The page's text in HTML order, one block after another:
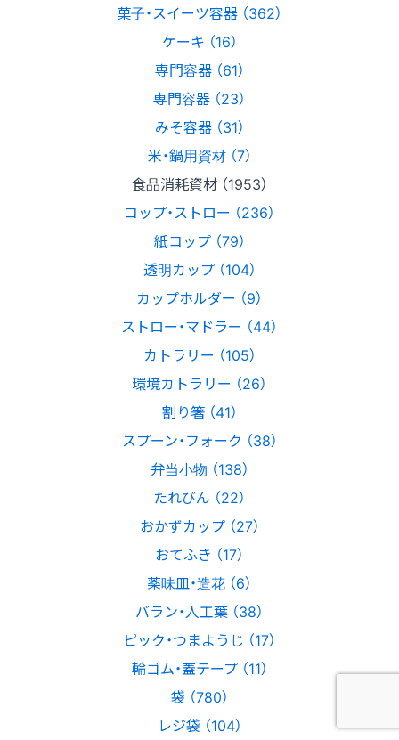
菓子・スイーツ容器 （362）
ケーキ （16）
専門容器 （61）
専門容器 （23）
みそ容器 （31）
米・鍋用資材 （7）
食品消耗資材 （1953）
コップ・ストロー （236）
紙コップ （79）
透明カップ （104）
カップホルダー （9）
ストロー・マドラー （44）
カトラリー （105）
環境カトラリー （26）
割り箸 （41）
スプーン・フォーク （38）
弁当小物 （138）
たれびん （22）
おかずカップ （27）
おてふき （17）
薬味皿・造花 （6）
バラン・人工葉 （38）
ピック・つまようじ （17）
輪ゴム・蓋テープ （11）
袋 （780）
レジ袋 （104）